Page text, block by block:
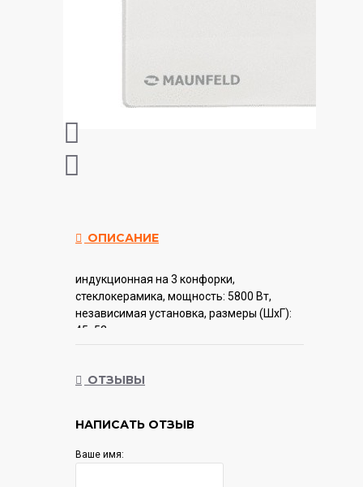
ОПИСАНИЕ
индукционная на 3 конфорки,
cтеклокерамика, мощность: 5800 Вт,
независимая установка, размеры (ШхГ):
45x52 см
ОТЗЫВЫ
НАПИСАТЬ ОТЗЫВ
Ваше имя: